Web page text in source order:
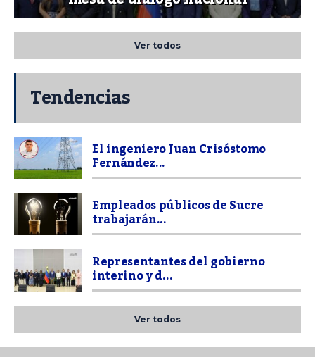
Ver todos
Tendencias
El ingeniero Juan Crisóstomo
Fernández...
Empleados públicos de Sucre
trabajarán...
Representantes del gobierno
interino y d...
Ver todos